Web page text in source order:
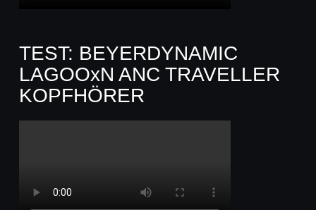
TEST: BEYERDYNAMIC
LAGOOxN ANC TRAVELLER
KOPFHÖRER